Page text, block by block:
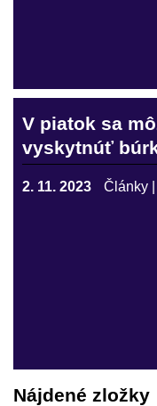
V piatok sa
vyskytnúť
2. 11. 2023 Články
Nájdené zložky